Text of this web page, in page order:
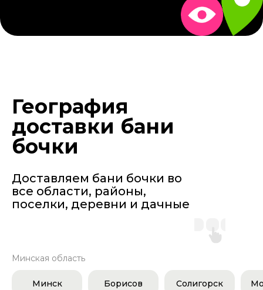
География
доставки бани
бочки
Доставляем бани бочки во
все области, районы,
поселки, деревни и дачные
Минская область
Минск Борисов Солигорск